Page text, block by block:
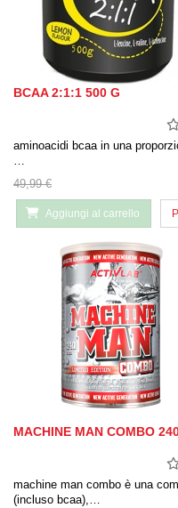
BCAA 2:1:1 500 G
aminoacidi bcaa in una
…
49,99 €
Aggiungi al carrello
MACHINE MAN COMBO
machine man combo è una
(incluso bcaa),…